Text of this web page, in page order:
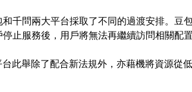
千問兩大平台採取了不同的過渡安排。豆
止服務後，用戶將無法再繼續訪問相關配
此舉除了配合新法規外，亦藉機將資源從